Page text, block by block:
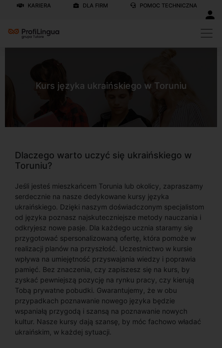
KARIERA DLA FIRM POMOC TECHNICZNA
Kurs języka ukraińskiego w Toruniu
Dlaczego warto uczyć się ukraińskiego w
Toruniu?
Jeśli jesteś mieszkańcem Torunia lub okolicy, zapraszamy
serdecznie na nasze dedykowane kursy języka
ukraińskiego. Dzięki naszym doświadczonym specjalistom
od języka poznasz najskuteczniejsze metody nauczania i
odkryjesz nowe pasje. Dla każdego ucznia staramy się
przygotować spersonalizowaną ofertę, która pomoże w
realizacji planów na przyszłość. Uczestnictwo w kursie
wpływa na umiejętność przyswajania wiedzy i poprawia
pamięć. Bez znaczenia, czy zapiszesz się na kurs, by
zyskać pewniejszą pozycję na rynku pracy, czy kierują
Tobą prywatne pobudki. Gwarantujemy, że w obu
przypadkach poznawanie nowego języka będzie
wspaniałą przygodą i szansą na poznawanie nowych
kultur. Nasze kursy dają szansę, by móc fachowo władać
ukraińskim, w każdej sytuacji.